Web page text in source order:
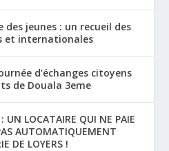
jeunes : un recueil des
et internationales
d’échanges citoyens
de Douala 3eme
UN LOCATAIRE QUI NE PAIE
AUTOMATIQUEMENT
DE LOYERS !